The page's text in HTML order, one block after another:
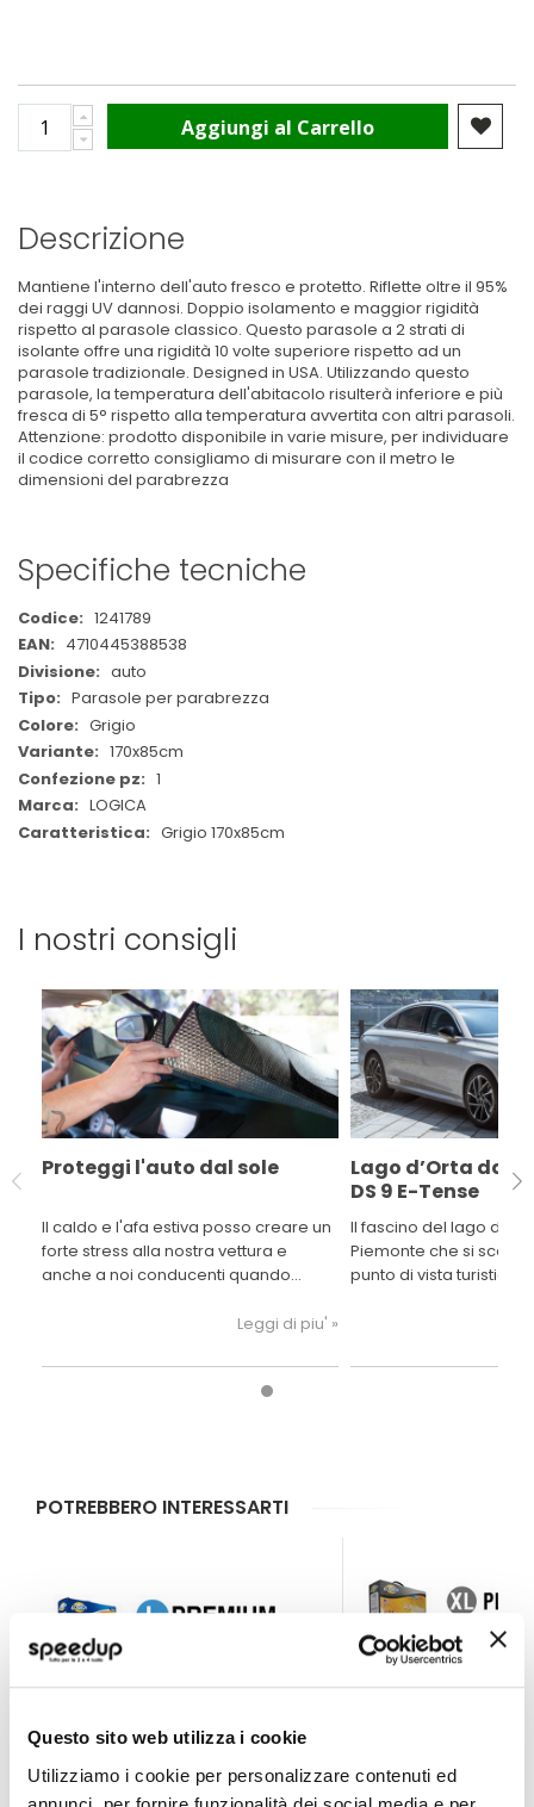
Questo sito web utilizza i cookie
Utilizziamo i cookie per personalizzare contenuti ed
Aggiungi al Carrello
Descrizione
Mantiene l'interno dell'auto fresco e protetto. Riflette oltre il 95%
dei raggi UV dannosi. Doppio isolamento e maggior rigidità
rispetto al parasole classico. Questo parasole a 2 strati di
isolante offre una rigidità 10 volte superiore rispetto ad un
parasole tradizionale. Designed in USA. Utilizzando questo
parasole, la temperatura dell'abitacolo risulterà inferiore e più
fresca di 5° rispetto alla temperatura avvertita con altri parasoli.
Attenzione: prodotto disponibile in varie misure, per individuare
il codice corretto consigliamo di misurare con il metro le
dimensioni del parabrezza
Specifiche tecniche
Maggiori
Informazioni
1241789
4710445388538
auto
Parasole per parabrezza
Grigio
170x85cm
1
LOGICA
Grigio 170x85cm
I nostri consigli
Proteggi l'auto dal sole
Il caldo e l'afa estiva posso creare un
forte stress alla nostra vettura e
anche a noi conducenti quando
questa piccola guida vediamo
affrontare al meglio il caldo
Leggi di piu' »
Lago d’Orta da
DS 9 E-Tense
Il fascino del lago
Piemonte che si
punto di vista turistico,
POTREBBERO INTERESSARTI